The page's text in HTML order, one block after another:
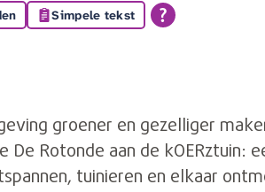
Simpele tekst
groener en gezelliger
Rotonde aan de kOERztuin:
tuinieren en elkaar